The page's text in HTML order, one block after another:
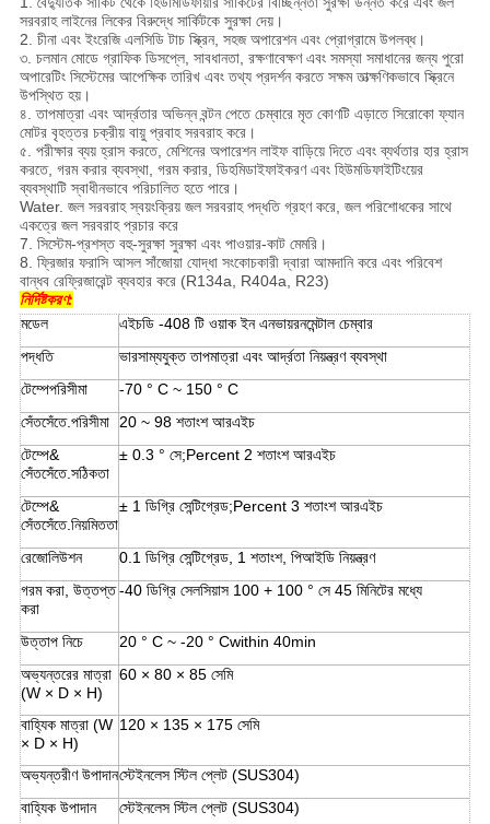
সরবরাহ লাইনের লিকের বিরুদ্ধে সার্কিটকে সুরক্ষা দেয়।
2. চীনা এবং ইংরেজি এলসিডি টাচ স্ক্রিন, সহজ অপারেশন এবং প্রোগ্রামে উপলব্ধ।
৩. চলমান মোডে গ্রাফিক ডিসপ্লে, সাবধানতা, রক্ষণাবেক্ষণ এবং সমস্যা সমাধানের জন্য পুরো
অপারেটিং সিস্টেমের আপেক্ষিক তারিখ এবং তথ্য প্রদর্শন করতে সক্ষম তাত্ক্ষণিকভাবে স্ক্রিনে
উপস্থিত হয়।
৪. তাপমাত্রা এবং আর্দ্রতার অভিন্ন বন্টন পেতে চেম্বারে মৃত কোণটি এড়াতে সিরোকো ফ্যান
মোটর বৃহত্তর চক্রীয় বায়ু প্রবাহ সরবরাহ করে।
৫. পরীক্ষার ব্যয় হ্রাস করতে, মেশিনের অপারেশন লাইফ বাড়িয়ে দিতে এবং ব্যর্থতার হার হ্রাস
করতে, গরম করার ব্যবস্থা, গরম করার, ডিহমিডাইফাইকরণ এবং হিউমডিফাইটিংয়ের
ব্যবস্থাটি স্বাধীনভাবে পরিচালিত হতে পারে।
Water. জল সরবরাহ স্বয়ংক্রিয় জল সরবরাহ পদ্ধতি গ্রহণ করে, জল পরিশোধকের সাথে
একত্রে জল সরবরাহ প্রচার করে
7. সিস্টেম-প্রশস্ত বহু-সুরক্ষা সুরক্ষা এবং পাওয়ার-কাট মেমরি।
8. ফ্রিজার ফরাসি আসল সাঁজোয়া যোদ্ধা সংকোচকারী দ্বারা আমদানি করে এবং পরিবেশ
বান্ধব রেফ্রিজারেন্ট ব্যবহার করে (R134a, R404a, R23)
নির্দিষ্টকরণ:
মডেল
এইচডি -408 টি ওয়াক ইন এনভায়রনমেন্টাল চেম্বার
পদ্ধতি
ভারসাম্যযুক্ত তাপমাত্রা এবং আর্দ্রতা নিয়ন্ত্রণ ব্যবস্থা
টেম্পেপরিসীমা
-70 ° C ~ 150 ° C
সেঁতসেঁতে.পরিসীমা 20 ~ 98 শতাংশ আরএইচ
টেম্পে&
সেঁতসেঁতে.সঠিকতা
± 0.3 ° সে;Percent 2 শতাংশ আরএইচ
টেম্পে&
সেঁতসেঁতে.নিয়মিততা
± 1 ডিগ্রি সেন্টিগ্রেড;Percent 3 শতাংশ আরএইচ
রেজোলিউশন
0.1 ডিগ্রি সেন্টিগ্রেড, 1 শতাংশ, পিআইডি নিয়ন্ত্রণ
গরম করা, উত্তপ্ত
করা
-40 ডিগ্রি সেলসিয়াস 100 + 100 ° সে 45 মিনিটের মধ্যে
উত্তাপ নিচে
20 ° C ~ -20 ° Cwithin 40min
অভ্যন্তরের মাত্রা
(W × D × H)
60 × 80 × 85 সেমি
বাহ্যিক মাত্রা (W
× D × H)
120 × 135 × 175 সেমি
অভ্যন্তরীণ উপাদানস্টেইনলেস স্টিল প্লেট (SUS304)
বাহ্যিক উপাদান
স্টেইনলেস স্টিল প্লেট (SUS304)